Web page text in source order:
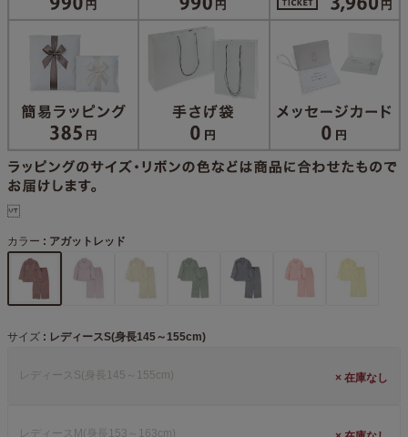
サイズ レディースS(身長145～155cm)
レディースS(身長145～155cm) ×
レディースM(身長153～163cm)
カラー アガットレッド